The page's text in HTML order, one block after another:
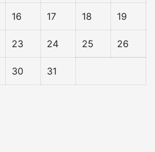
16 17 18 19
23 24 25 26
30 31